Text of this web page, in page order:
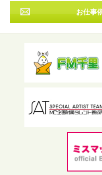
フリーワード検索
お仕事